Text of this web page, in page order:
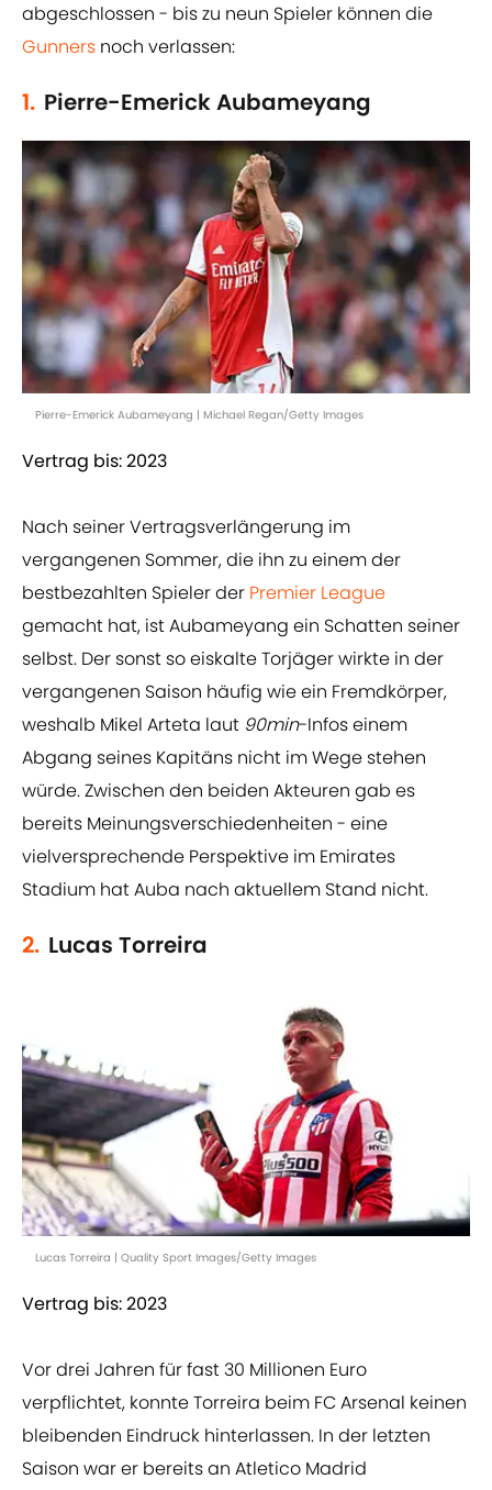
abgeschlossen - bis zu neun Spieler können die
Gunners noch verlassen:
1. Pierre-Emerick Aubameyang
Pierre-Emerick Aubameyang | Michael Regan/Getty Images
Vertrag bis: 2023
Nach seiner Vertragsverlängerung im
vergangenen Sommer, die ihn zu einem der
bestbezahlten Spieler der Premier League
gemacht hat, ist Aubameyang ein Schatten seiner
selbst. Der sonst so eiskalte Torjäger wirkte in der
vergangenen Saison häufig wie ein Fremdkörper,
weshalb Mikel Arteta laut 90min-Infos einem
Abgang seines Kapitäns nicht im Wege stehen
würde. Zwischen den beiden Akteuren gab es
bereits Meinungsverschiedenheiten - eine
vielversprechende Perspektive im Emirates
Stadium hat Auba nach aktuellem Stand nicht.
2. Lucas Torreira
Lucas Torreira | Quality Sport Images/Getty Images
Vertrag bis: 2023
Vor drei Jahren für fast 30 Millionen Euro
verpflichtet, konnte Torreira beim FC Arsenal keinen
bleibenden Eindruck hinterlassen. In der letzten
Saison war er bereits an Atletico Madrid